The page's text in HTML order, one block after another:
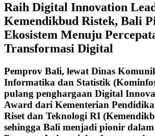
Raih Digital Innovation
Kemendikbud Ristek, Bali
Ekosistem Menuju
Transformasi Digital
Pemprov Bali, lewat Dinas
Informatika dan Statistik
pulang penghargaan Digital
Award dari Kementerian
Riset dan Teknologi RI
sehingga Bali menjadi pionir